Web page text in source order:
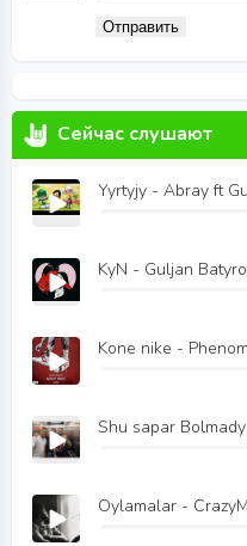
Отправить
Сейчас слушают
Yyrtyjy - Abray ft
KyN - Guljan
Kone nike -
Shu sapar
Oylamalar -